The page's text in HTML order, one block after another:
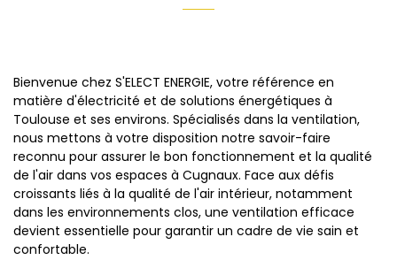
Bienvenue chez S'ELECT ENERGIE, votre référence en
matière d'électricité et de solutions énergétiques à
Toulouse et ses environs. Spécialisés dans la ventilation,
nous mettons à votre disposition notre savoir-faire
reconnu pour assurer le bon fonctionnement et la qualité
de l'air dans vos espaces à Cugnaux. Face aux défis
croissants liés à la qualité de l'air intérieur, notamment
dans les environnements clos, une ventilation efficace
devient essentielle pour garantir un cadre de vie sain et
confortable.